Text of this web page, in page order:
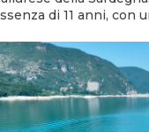
di 11 anni, con